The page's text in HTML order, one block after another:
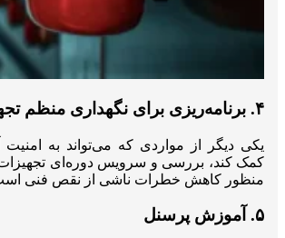
۴. برنامه‌ریزی برای نگهداری منظم تجهیزات
یکی دیگر از مواردی که می‌تواند به امنیت
کمک کند، بررسی و سرویس دوره‌ای
منظور کاهش خطرات ناشی از نقص فنی
۵. آموزش پرسنل